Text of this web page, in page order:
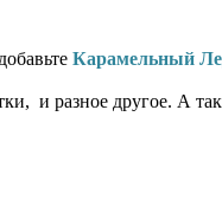
Карамельный
и разное другое. А